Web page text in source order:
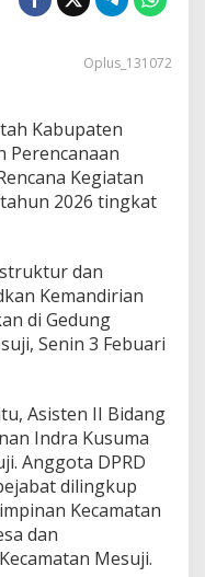
Oplus_131072
Kabupaten
Perencanaan
Kegiatan
2026 tingkat
dan
Kemandirian
di Gedung
Senin 3 Febuari
Asisten II Bidang
Indra Kusuma
Anggota DPRD
dilingkup
Kecamatan
dan
Mesuji.